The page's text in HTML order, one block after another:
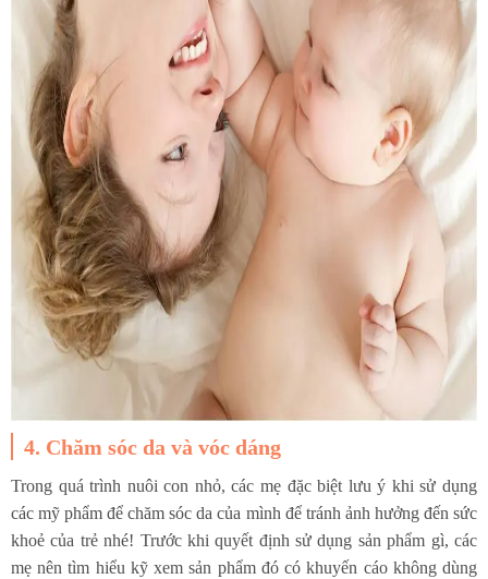
4. Chăm sóc da và vóc dáng
Trong quá trình nuôi con nhỏ, các mẹ đặc biệt lưu ý khi sử dụng
các mỹ phẩm để chăm sóc da của mình để tránh ảnh hưởng đến sức
khoẻ của trẻ nhé! Trước khi quyết định sử dụng sản phẩm gì, các
mẹ nên tìm hiểu kỹ xem sản phẩm đó có khuyến cáo không dùng